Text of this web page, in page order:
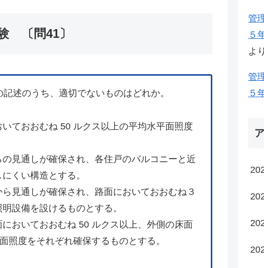
〔問41〕
述のうち、適切でないものはどれか。
ておおむね 50 ルクス以上の平均水平面照度
見通しが確保され、各住戸のバルコニーと近
くい構造とする。
見通しが確保され、路面においておおむね３
設備を設けるものとする。
おいておおむね 50 ルクス以上、外側の床面
照度をそれぞれ確保するものとする。
管
５
より
管
５